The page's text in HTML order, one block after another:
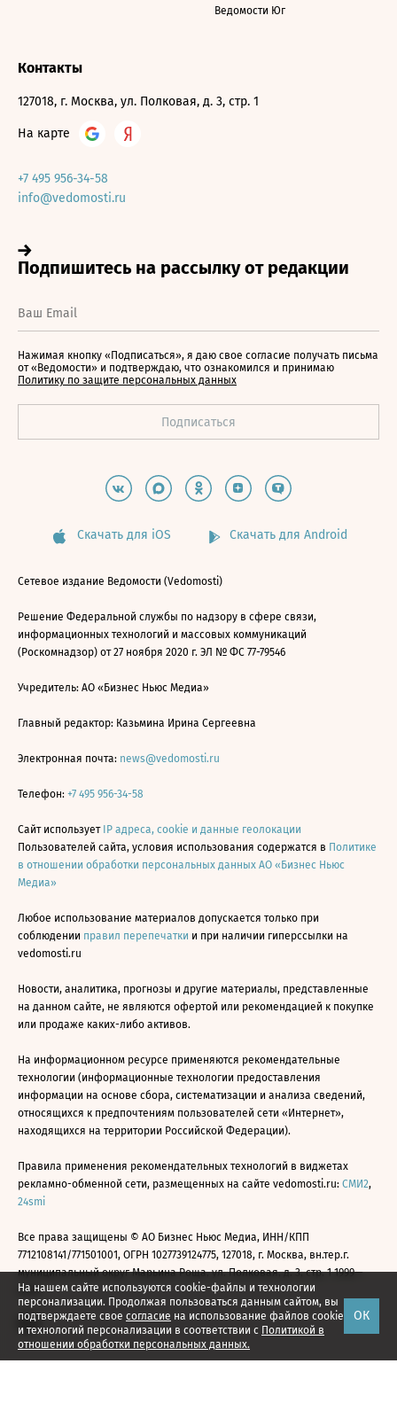
На нашем сайте используются cookie-файлы и технологии
персонализации. Продолжая пользоваться данным сайтом, вы
подтверждаете свое согласие на использование файлов cookie
и технологий персонализации в соответствии с Политикой в
отношении обработки персональных данных.
ОК
Ведомости Юг
Контакты
127018, г. Москва, ул. Полковая, д. 3, стр. 1
На карте
+7 495 956-34-58
info@vedomosti.ru
Нажимая кнопку «Подписаться», я даю свое согласие получать письма
от «Ведомости» и подтверждаю, что ознакомился и принимаю
Политику по защите персональных данных
Скачать для iOS Скачать для Android
Сетевое издание Ведомости (Vedomosti)
Решение Федеральной службы по надзору в сфере связи,
информационных технологий и массовых коммуникаций
(Роскомнадзор) от 27 ноября 2020 г. ЭЛ № ФС 77-79546
Учредитель: АО «Бизнес Ньюс Медиа»
Главный редактор: Казьмина Ирина Сергеевна
Электронная почта: news@vedomosti.ru
Телефон: +7 495 956-34-58
Сайт использует IP адреса, cookie и данные геолокации
Пользователей сайта, условия использования содержатся в Политике
в отношении обработки персональных данных АО «Бизнес Ньюс
Медиа»
Любое использование материалов допускается только при
соблюдении правил перепечатки и при наличии гиперссылки на
vedomosti.ru
Новости, аналитика, прогнозы и другие материалы, представленные
на данном сайте, не являются офертой или рекомендацией к покупке
или продаже каких-либо активов.
На информационном ресурсе применяются рекомендательные
технологии (информационные технологии предоставления
информации на основе сбора, систематизации и анализа сведений,
относящихся к предпочтениям пользователей сети «Интернет»,
находящихся на территории Российской Федерации).
Правила применения рекомендательных технологий в виджетах
рекламно-обменной сети, размещенных на сайте vedomosti.ru: СМИ2,
24smi
Все права защищены © АО Бизнес Ньюс Медиа, ИНН/КПП
7712108141/771501001, ОГРН 1027739124775, 127018, г. Москва, вн.тер.г.
муниципальный округ Марьина Роща, ул. Полковая, д. 3, стр. 1 1999—
2026